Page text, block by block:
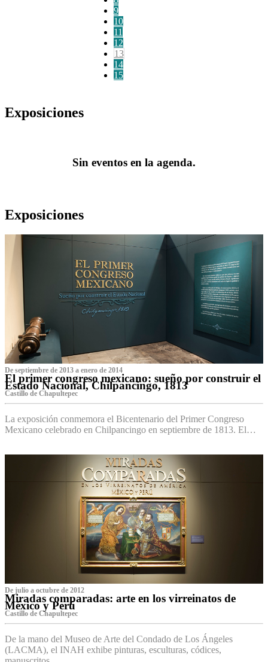
9
10
11
12
13
14
15
Exposiciones
Sin eventos en la agenda.
Exposiciones
De septiembre de 2013 a enero de 2014
El primer congreso mexicano: sueño por construir el
Estado Nacional, Chilpancingo, 1813
Castillo de Chapultepec
La exposición conmemora el Bicentenario del Primer Congreso
Mexicano celebrado en Chilpancingo en septiembre de 1813. El…
De julio a octubre de 2012
Miradas comparadas: arte en los virreinatos de
México y Perú
Castillo de Chapultepec
De la mano del Museo de Arte del Condado de Los Ángeles
(LACMA), el INAH exhibe pinturas, esculturas, códices,